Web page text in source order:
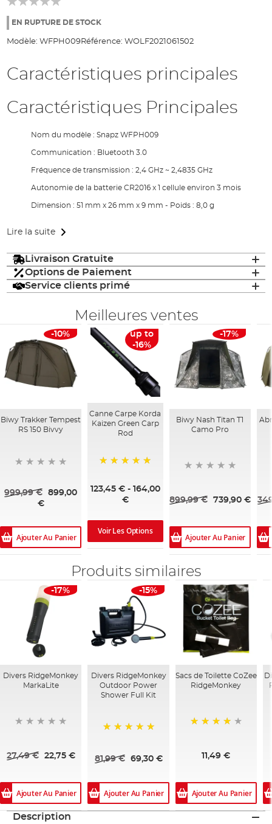
the
gallery
EN RUPTURE DE STOCK
Modèle: WFPH009Référence: WOLF2021061502
Caractéristiques principales
Caractéristiques Principales
Nom du modèle : Snapz WFPH009
Communication : Bluetooth 3.0
Fréquence de transmission : 2,4 GHz ~ 2,4835 GHz
Autonomie de la batterie CR2016 x 1 cellule environ 3 mois
Dimension : 51 mm x 26 mm x 9 mm - Poids : 8,0 g
Lire la suite
Livraison Gratuite
Options de Paiement
Service clients primé
Meilleures ventes
-10%
Biwy Trakker Tempest
RS 150 Bivvy
999,99 €
899,00
€
Ajouter Au Panier
up to
-16%
Canne Carpe Korda
Kaizen Green Carp
Rod
123,45 €- 164,00
€
Voir Les Options
-17%
Biwy Nash Titan T1
Camo Pro
899,99 € 739,90 €
Ajouter Au Panier
Produits similaires
-17%
Divers RidgeMonkey
MarkaLite
27,49 € 22,75 €
Ajouter Au Panier
-15%
Divers RidgeMonkey
Outdoor Power
Shower Full Kit
81,99 € 69,30 €
Ajouter Au Panier
Sacs de Toilette CoZee
RidgeMonkey
11,49 €
Ajouter Au Panier
Description